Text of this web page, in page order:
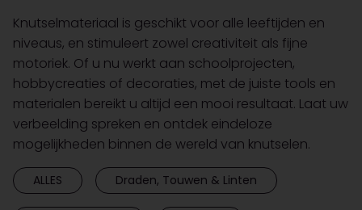
Knutselmateriaal is geschikt voor alle leeftijden en
niveaus, en stimuleert zowel creativiteit als fijne
motoriek. Of u nu werkt aan schoolprojecten,
hobbycreaties of decoraties, met de juiste tools en
materialen bereikt u altijd een mooi resultaat. Laat uw
verbeelding spreken en ontdek eindeloze
mogelijkheden binnen de wereld van knutselen.
ALLES Draden, Touwen & Linten